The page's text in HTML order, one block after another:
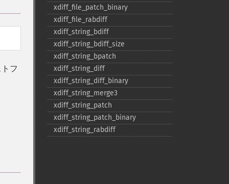
フ
xdiff_​file_​patch_​binary
xdiff_​file_​rabdiff
xdiff_​string_​bdiff
xdiff_​string_​bdiff_​size
xdiff_​string_​bpatch
xdiff_​string_​diff
xdiff_​string_​diff_​binary
xdiff_​string_​merge3
xdiff_​string_​patch
xdiff_​string_​patch_​binary
xdiff_​string_​rabdiff